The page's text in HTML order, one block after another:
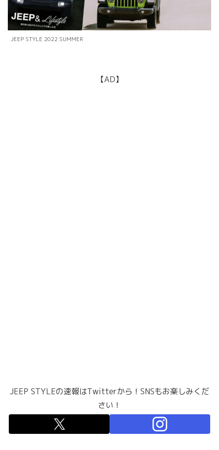
JEEP STYLE 2022 SUMMER
【AD】
JEEP STYLEの速報はTwitterから！SNSもお楽しみくだ
さい！